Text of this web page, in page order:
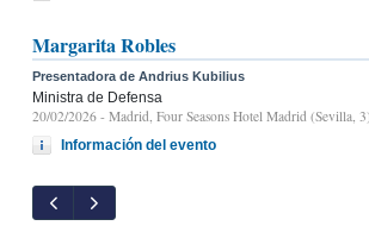
Margarita Robles
Presentadora de Andrius Kubilius
Ministra de Defensa
20/02/2026 - Madrid, Four Seasons Hotel Madrid (Sevilla,
Información del evento